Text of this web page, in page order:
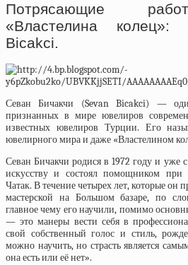
Потрясающие
«Властелина колец»:
Bicakci.
Севан Бичакчи (Sevan Bicakci) —
признанных в мире ювелиров
известных ювелиров Турции. Его
ювелирного мира и даже «Властелином
Севан Бичакчи родися в 1972 году и уже
искусству и состоял помощником при
Чатак. В течение четырех лет, которые он
мастерской на Большом базаре, по
главное чему его научили, помимо
— это манеры вести себя в
свой собственный голос и стиль,
можно научить, но страсть является
она есть или её нет».